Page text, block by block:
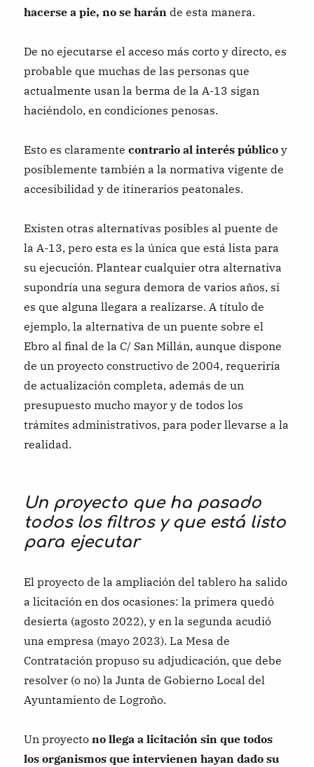
hacerse a pie, no se haránde esta manera.
De no ejecutarse el acceso más corto y directo, es
probable que muchas de las personas que
actualmente usan la berma de la A-13 sigan
haciéndolo, en condiciones penosas.
Esto es claramentecontrario al interés público y
posiblemente también a la normativa vigente de
accesibilidad y de itinerarios peatonales.
Existen otras alternativas posibles al puente de
la A-13, pero esta es la única que está lista para
su ejecución. Plantear cualquier otra alternativa
supondría una segura demora de varios años, si
es que alguna llegara a realizarse. A título de
ejemplo, la alternativa de un puente sobre el
Ebro al final de la C/ San Millán, aunque dispone
de un proyecto constructivo de 2004, requeriría
de actualización completa, además de un
presupuesto mucho mayor y de todos los
trámites administrativos, para poder llevarse a la
realidad.
Un proyecto que ha pasado
todos los filtros y que está listo
para ejecutar
El proyecto de la ampliación del tablero ha salido
a licitación en dos ocasiones: la primera quedó
desierta (agosto 2022), y en la segunda acudió
una empresa (mayo 2023). La Mesa de
Contratación propuso su adjudicación, que debe
resolver (o no) la Junta de Gobierno Local del
Ayuntamiento de Logroño.
Un proyectono llega a licitación sin que todos
los organismos que intervienen hayan dado su